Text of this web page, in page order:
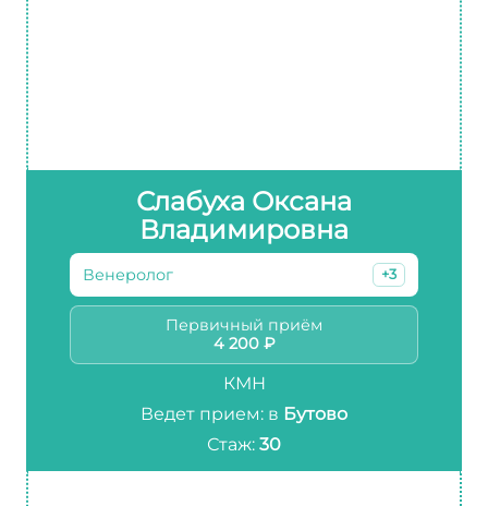
Слабуха Оксана
Владимировна
Венеролог +3
Первичный приём
4 200 ₽
КМН
Ведет прием: в Бутово
Стаж: 30